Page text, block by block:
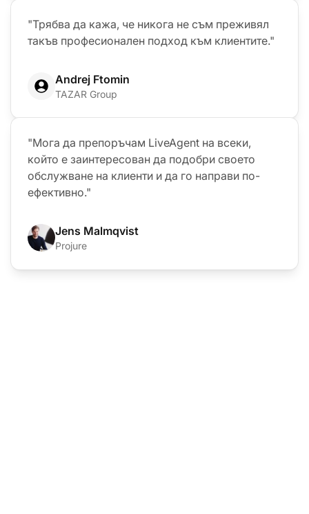
"Трябва да кажа, че никога не съм преживял
такъв професионален подход към клиентите."
Andrej Ftomin
TAZAR Group
"Мога да препоръчам LiveAgent на всеки,
който е заинтересован да подобри своето
обслужване на клиенти и да го направи по-
ефективно."
Jens Malmqvist
Projure